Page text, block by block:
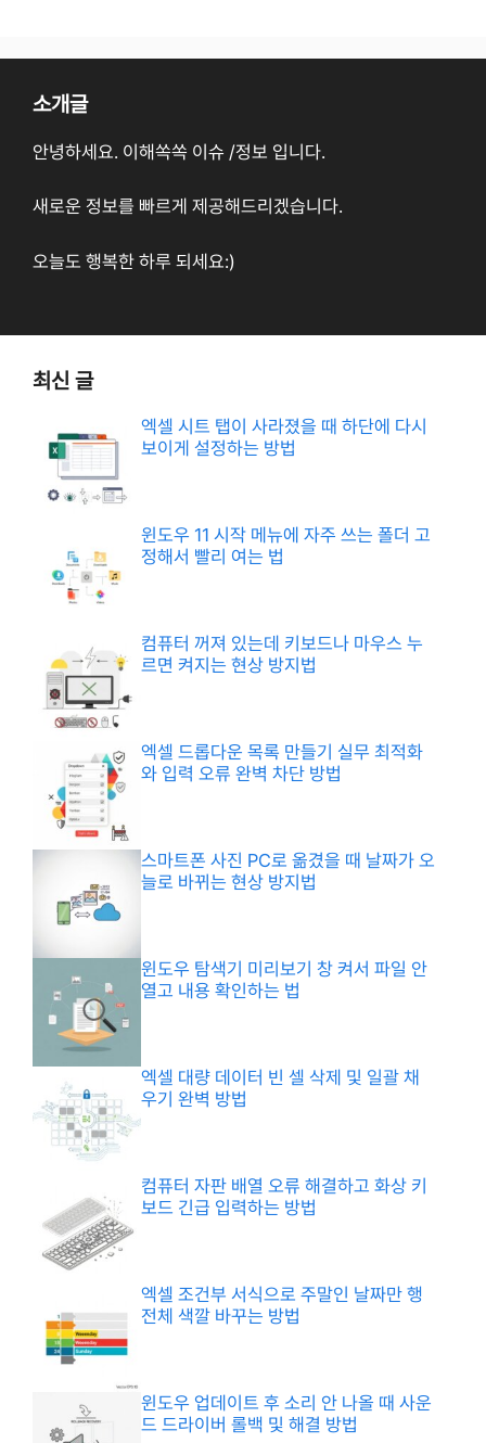
소개글
안녕하세요. 이해쏙쏙 이슈 /정보 입니다.
새로운 정보를 빠르게 제공해드리겠습니다.
오늘도 행복한 하루 되세요:)
최신 글
엑셀 시트 탭이 사라졌을 때 하단에 다시
보이게 설정하는 방법
윈도우 11 시작 메뉴에 자주 쓰는 폴더 고
정해서 빨리 여는 법
컴퓨터 꺼져 있는데 키보드나 마우스 누
르면 켜지는 현상 방지법
엑셀 드롭다운 목록 만들기 실무 최적화
와 입력 오류 완벽 차단 방법
스마트폰 사진 PC로 옮겼을 때 날짜가 오
늘로 바뀌는 현상 방지법
윈도우 탐색기 미리보기 창 켜서 파일 안
열고 내용 확인하는 법
엑셀 대량 데이터 빈 셀 삭제 및 일괄 채
우기 완벽 방법
컴퓨터 자판 배열 오류 해결하고 화상 키
보드 긴급 입력하는 방법
엑셀 조건부 서식으로 주말인 날짜만 행
전체 색깔 바꾸는 방법
윈도우 업데이트 후 소리 안 나올 때 사운
드 드라이버 롤백 및 해결 방법